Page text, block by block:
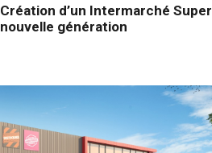
Création d’un Intermarché Super
nouvelle génération